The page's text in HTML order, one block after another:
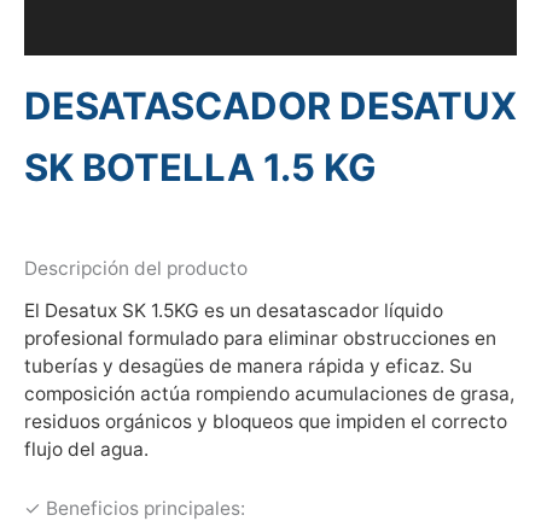
DESATASCADOR DESATUX
SK BOTELLA 1.5 KG
Descripción del producto
El Desatux SK 1.5KG es un desatascador líquido
profesional formulado para eliminar obstrucciones en
tuberías y desagües de manera rápida y eficaz. Su
composición actúa rompiendo acumulaciones de grasa,
residuos orgánicos y bloqueos que impiden el correcto
flujo del agua.
✓ Beneficios principales: